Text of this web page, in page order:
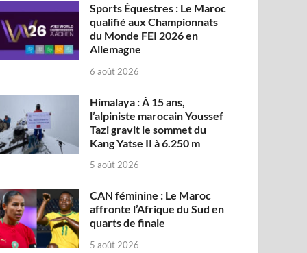
Sports Équestres : Le Maroc
qualifié aux Championnats
du Monde FEI 2026 en
Allemagne
6 août 2026
Himalaya : À 15 ans,
l’alpiniste marocain Youssef
Tazi gravit le sommet du
Kang Yatse II à 6.250 m
5 août 2026
CAN féminine : Le Maroc
affronte l’Afrique du Sud en
quarts de finale
5 août 2026